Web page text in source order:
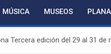
MÚSICA MUSEOS
Tercera edición del 29 al 31 de